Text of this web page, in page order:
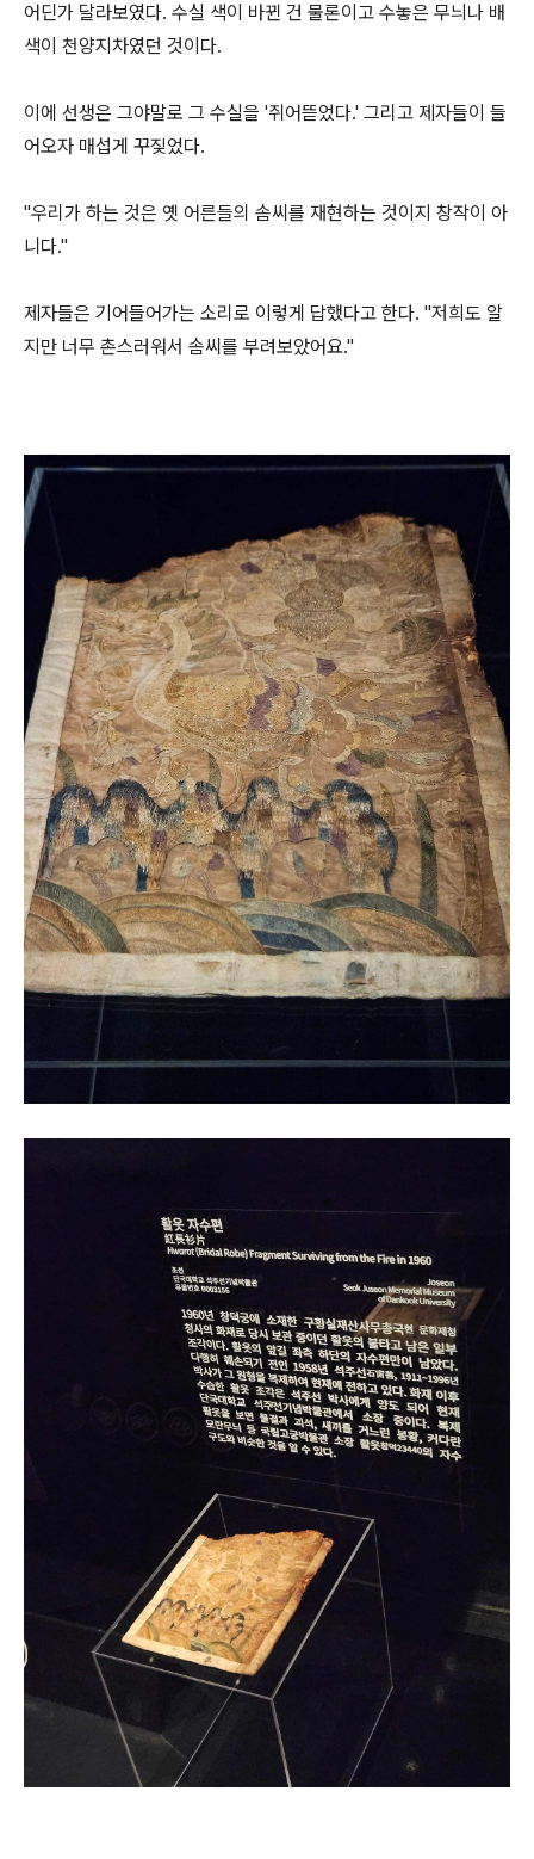
어딘가 달라보였다. 수실 색이 바뀐 건 물론이고 수놓은 무늬나 배
색이 천양지차였던 것이다.
이에 선생은 그야말로 그 수실을 '쥐어뜯었다.' 그리고 제자들이 들
어오자 매섭게 꾸짖었다.
"우리가 하는 것은 옛 어른들의 솜씨를 재현하는 것이지 창작이 아
니다."
제자들은 기어들어가는 소리로 이렇게 답했다고 한다. "저희도 알
지만 너무 촌스러워서 솜씨를 부려보았어요."